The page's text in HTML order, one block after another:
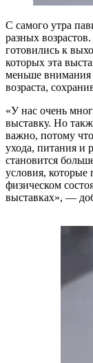
С самого утра
разных
готовились к
которых эта
меньше внимания
возраста,
«У нас очень
выставку. Но
важно, потому
ухода, питания и
становится
условия, которые
физическом
выставках», —